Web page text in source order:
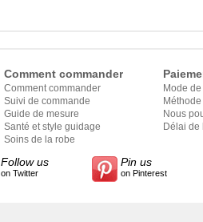
Comment commander
Comment commander
Suivi de commande
Guide de mesure
Santé et style guidage
Soins de la robe
Mode
Nous
Délai de
Follow us
on Twitter
Pin us
on Pinterest